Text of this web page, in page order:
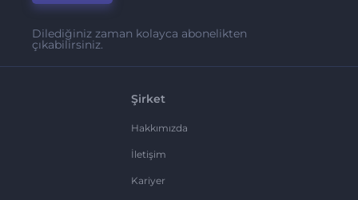
Dilediğiniz zaman kolayca abonelikten
çıkabilirsiniz.
Şirket
Hakkımızda
İletişim
Kariyer